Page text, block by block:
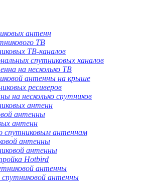
антенн
ТВ
ТВ-каналов
спутниковых каналов
на несколько ТВ
антенны на крыше
ресиверов
на несколько спутников
антенн
антенны
антенн
спутниковым антеннам
антенны
антенны
Hotbird
антенны
спутниковой антенны